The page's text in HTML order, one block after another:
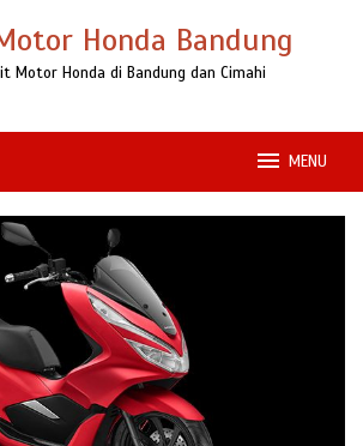
Honda Bandung
Motor Honda di Bandung dan Cimahi
MENU